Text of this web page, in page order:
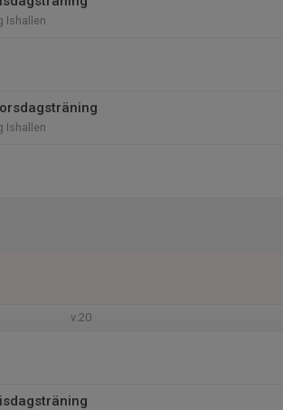
Ishallen
Ishallen
v.20